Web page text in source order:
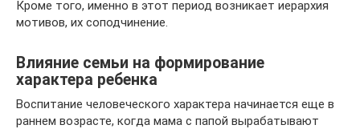
Кроме того, именно в этот период возникает иерархия
мотивов, их соподчинение.
Влияние семьи на формирование
характера ребенка
Воспитание человеческого характера начинается еще в
раннем возрасте, когда мама с папой вырабатывают